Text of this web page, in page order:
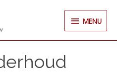
MENU
MENU